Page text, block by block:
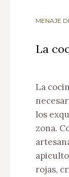
MENAJE
La
La
los
zona.
rojas,